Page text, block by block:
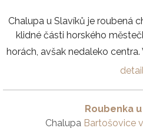
Chalupa u Slavíků je roubená
klidné části horského
horách, avšak nedaleko centra.
Roubenka
Chalupa Bartošovice